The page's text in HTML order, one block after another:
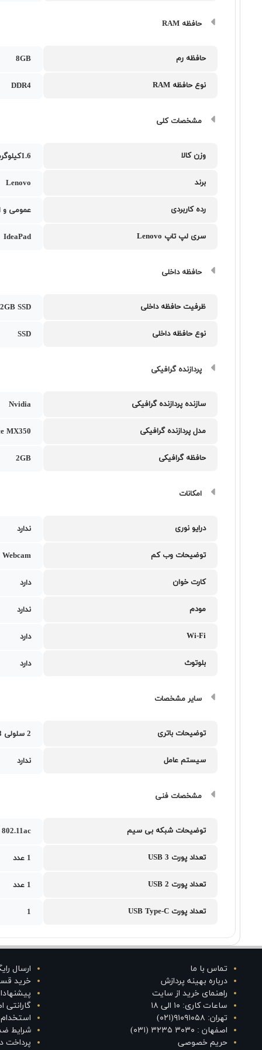
حافظه RAM
حافظه رم 8GB
نوع حافظه RAM DDR4
مشخصات کلی
وزن کالا 1.6کیلوگرم
برند Lenovo
رده کاربردی عمومی و
سری لپ تاپ Lenovo IdeaPad
حافظه داخلی
ظرفیت حافظه داخلی SSD
نوع حافظه داخلی SSD
پردازنده گرافیکی
سازنده پردازنده گرافیکی Nvidia
مدل پردازنده گرافیکی MX350
حافظه گرافیکی 2GB
امکانات
درایو نوری ندارد
توضیحات وب کم
کارت خوان دارد
مودم ندارد
Wi-Fi دارد
بلوتوث دارد
سایر مشخصات
توضیحات باتری 2 سلولی 38 وات ساعت
سیستم عامل ندارد
مشخصات فنی
توضیحات شبکه بی سیم 802.11ac
تعداد پورت USB 3 1 عدد
تعداد پورت USB 2 1 عدد
تعداد پورت USB Type-C 1
تماس با ما
درباره بهینه پردازش
راهنمای خرید از سایت
ساعات کاری: ۱۰ الی ۱۸
تهران: ۹۱۰۹۱۰۵۸(۰۲۱)
اصفهان : ۳۰۳۰ ۳۲۳۵ (۰۳۱)
حریم خصوصی
ارسال
خرید
شرایط
پرداخت